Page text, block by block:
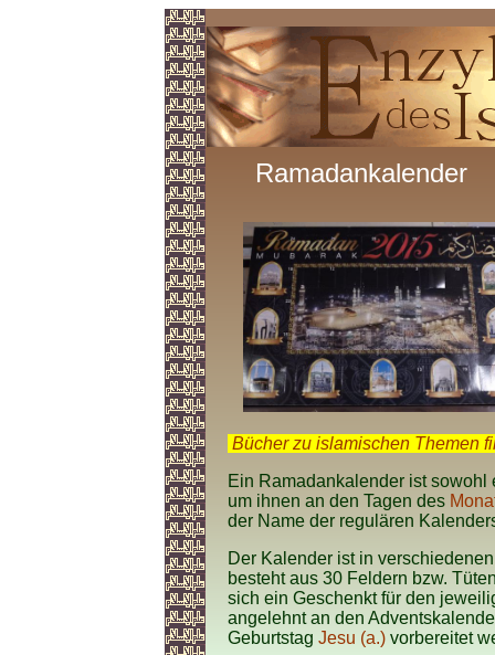
Ramadankalender
Bücher zu islamischen Themen
Ein Ramadankalender ist
um ihnen an den Tagen des
der Name der regulären
Der Kalender ist in
besteht aus 30 Feldern bzw.
sich ein Geschenkt für den
angelehnt an den
Geburtstag Jesu (a.) vorbereitet